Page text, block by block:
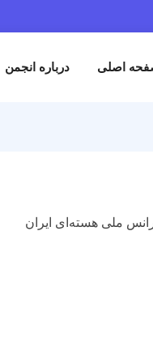
اصلی درباره انجمن
ملی هسته‌ای ایران